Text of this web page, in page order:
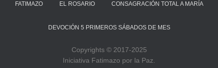
FATIMAZO EL ROSARIO CONSAGRACIÓN TOTAL A MARÍA
DEVOCIÓN 5 PRIMEROS SÁBADOS DE MES
Copyrights © 2017-2025
Iniciativa Fatimazo por la Paz.